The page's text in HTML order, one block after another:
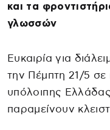
και τα
γλωσσών
Ευκαιρία για
την Πέμπτη 21/5 σε
υπόλοιπης
παραμείνουν